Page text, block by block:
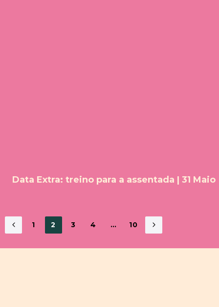
Data Extra: treino para a assentada | 31 Maio
1 2 3 4 … 10